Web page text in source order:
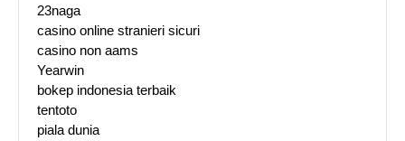
23naga
casino online stranieri sicuri
casino non aams
Yearwin
bokep indonesia terbaik
tentoto
piala dunia